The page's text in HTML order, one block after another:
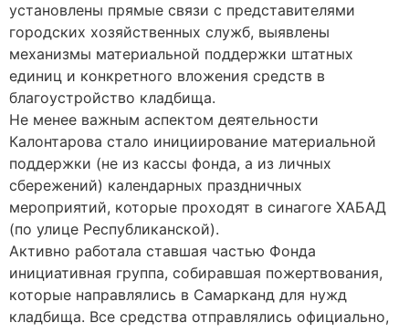
установлены прямые связи с представителями
городских хозяйственных служб, выявлены
механизмы материальной поддержки штатных
единиц и конкретного вложения средств в
благоустройство кладбища.
Не менее важным аспектом деятельности
Калонтарова стало инициирование материальной
поддержки (не из кассы фонда, а из личных
сбережений) календарных праздничных
мероприятий, которые проходят в синагоге ХАБАД
(по улице Республиканской).
Активно работала ставшая частью Фонда
инициативная группа, собиравшая пожертвования,
которые направлялись в Самарканд для нужд
кладбища. Все средства отправлялись официально,